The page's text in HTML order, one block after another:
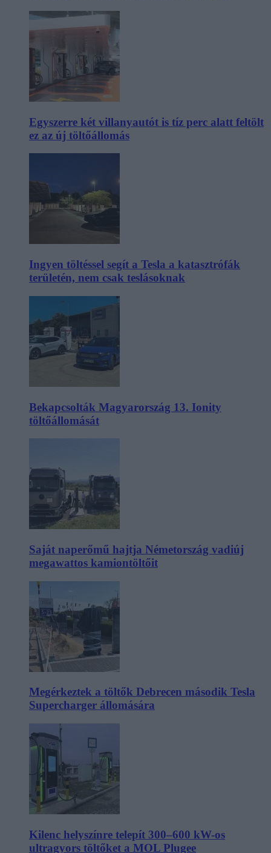
Egyszerre két villanyautót is tíz perc alatt feltölt
ez az új töltőállomás
Ingyen töltéssel segít a Tesla a katasztrófák
területén, nem csak teslásoknak
Bekapcsolták Magyarország 13. Ionity
töltőállomását
Saját naperőmű hajtja Németország vadiúj
megawattos kamiontöltőit
Megérkeztek a töltők Debrecen második Tesla
Supercharger állomására
Kilenc helyszínre telepít 300–600 kW-os
ultragyors töltőket a MOL Plugee